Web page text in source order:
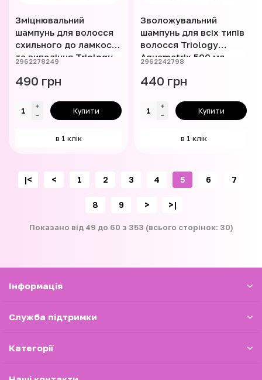
Зміцнювальний
шампунь для волосся
схильного до ламкості
та випадіння Triology
2962278249
490 грн
Купити
в 1 клік
Зволожувальний
шампунь для всіх типів
волосся Triology
Aquamatrix 500 мл
2962242798
440 грн
Купити
в 1 клік
|< < 1 2 3 4 5 6 7
8 9 > >|
Показано від 49 до 60 з 353 (всього сторінок: 30)
Iнформація
Служба підтримки
Категорії